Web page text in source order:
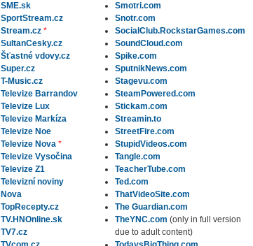
SME.sk
SportStream.cz
Stream.cz *
SultanCesky.cz
Šťastné vdovy.cz
Super.cz
T-Music.cz
Televize Barrandov
Televize Lux
Televize Markíza
Televize Noe
Televize Nova *
Televize Vysočina
Televize Z1
Televizní noviny
Nova
TopRecepty.cz
TV.HNOnline.sk
TV7.cz
Smotri.com
Snotr.com
SocialClub.RockstarGames.com
SoundCloud.com
Spike.com
SputnikNews.com
Stagevu.com
SteamPowered.com
Stickam.com
Streamin.to
StreetFire.com
StupidVideos.com
Tangle.com
TeacherTube.com
Ted.com
ThatVideoSite.com
The Guardian.com
TheYNC.com (only in full version
due to adult content)